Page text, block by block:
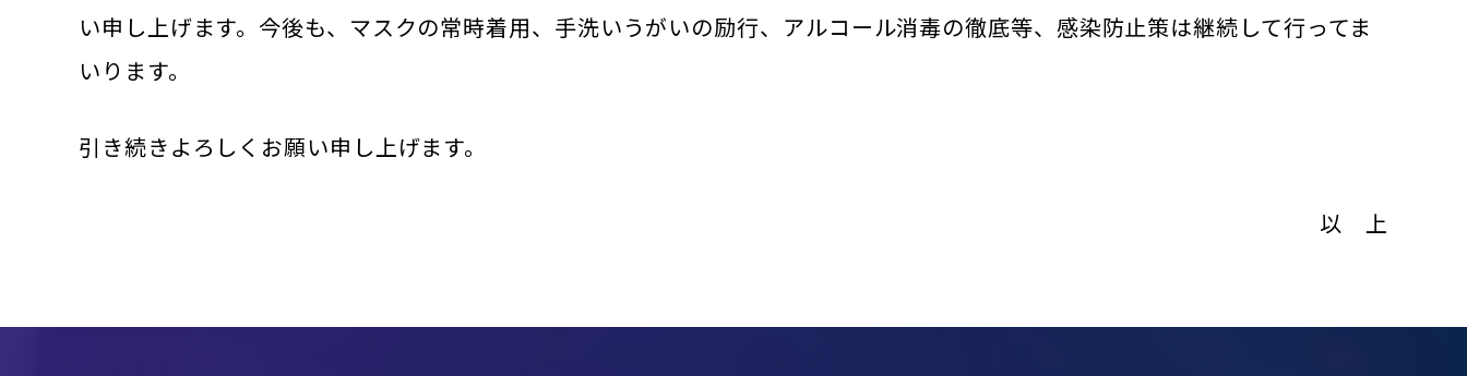
い申し上げます。今後も、マスクの常時着用、手洗いうがいの励行、アルコール消毒の徹底等、感染防止策は継続して行ってま
いります。
引き続きよろしくお願い申し上げます。
以 上